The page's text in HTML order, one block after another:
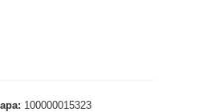
100000015323